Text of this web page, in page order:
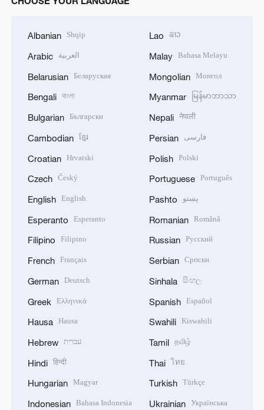
Albanian Shqip
Arabic العربية
Belarusian Беларуская
Bengali বাংলা
Bulgarian Български
Cambodian ខ្មែរ
Croatian Hrvatski
Czech Český
English English
Esperanto Esperanto
Filipino Filipino
French Français
German Deutsch
Greek Ελληνικά
Hausa Hausa
Hebrew עברית
Hindi हिन्दी
Hungarian Magyar
Indonesian Bahasa Indonesia
Lao ລາວ
Malay Bahasa Melayu
Mongolian Монгол
Myanmar မြန်မာဘာသာ
Nepali नेपाली
Persian فارسی
Polish Polski
Portuguese Português
Pashto پښتو
Romanian Română
Russian Русский
Serbian Српски
Sinhala සිංහල
Spanish Español
Swahili Kiswahili
Tamil தமிழ்
Thai ไทย
Turkish Türkçe
Ukrainian Українська